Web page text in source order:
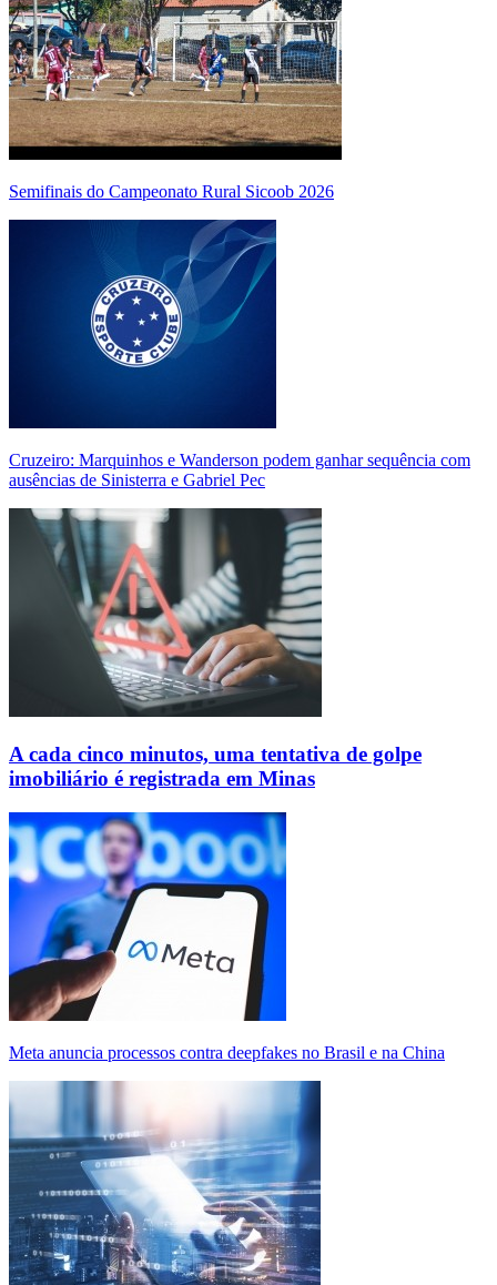
Semifinais do Campeonato Rural Sicoob 2026
Cruzeiro: Marquinhos e Wanderson podem ganhar sequência com
ausências de Sinisterra e Gabriel Pec
A cada cinco minutos, uma tentativa de golpe
imobiliário é registrada em Minas
Meta anuncia processos contra deepfakes no Brasil e na China